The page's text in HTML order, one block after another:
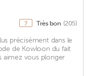
7 Très bon (205)
précisément dans le
de Kowloon du fait
aimez vous plonger